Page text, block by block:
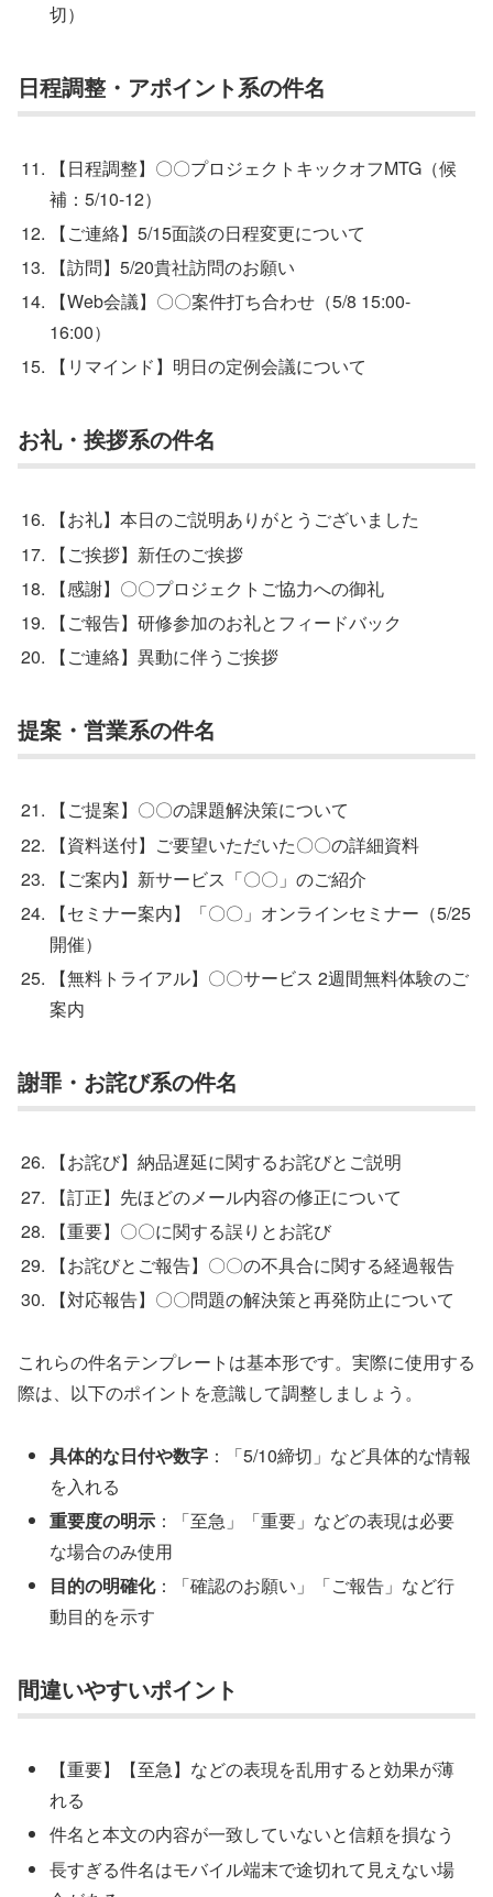
切）
日程調整・アポイント系の件名
【日程調整】〇〇プロジェクトキックオフMTG（候
補：5/10-12）
【ご連絡】5/15面談の日程変更について
【訪問】5/20貴社訪問のお願い
【Web会議】〇〇案件打ち合わせ（5/8 15:00-
16:00）
【リマインド】明日の定例会議について
お礼・挨拶系の件名
【お礼】本日のご説明ありがとうございました
【ご挨拶】新任のご挨拶
【感謝】〇〇プロジェクトご協力への御礼
【ご報告】研修参加のお礼とフィードバック
【ご連絡】異動に伴うご挨拶
提案・営業系の件名
【ご提案】〇〇の課題解決策について
【資料送付】ご要望いただいた〇〇の詳細資料
【ご案内】新サービス「〇〇」のご紹介
【セミナー案内】「〇〇」オンラインセミナー（5/25
開催）
【無料トライアル】〇〇サービス 2週間無料体験のご
案内
謝罪・お詫び系の件名
【お詫び】納品遅延に関するお詫びとご説明
【訂正】先ほどのメール内容の修正について
【重要】〇〇に関する誤りとお詫び
【お詫びとご報告】〇〇の不具合に関する経過報告
【対応報告】〇〇問題の解決策と再発防止について
これらの件名テンプレートは基本形です。実際に使用する
際は、以下のポイントを意識して調整しましょう。
具体的な日付や数字 ：「5/10締切」など具体的な情報
を入れる
重要度の明示 ：「至急」「重要」などの表現は必要
な場合のみ使用
目的の明確化：「確認のお願い」「ご報告」など行
動目的を示す
間違いやすいポイント
【重要】【至急】などの表現を乱用すると効果が薄
れる
件名と本文の内容が一致していないと信頼を損なう
長すぎる件名はモバイル端末で途切れて見えない場